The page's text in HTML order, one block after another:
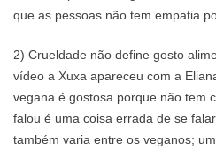
que as pessoas não tem empatia
2) Crueldade não define gosto
vídeo a Xuxa apareceu com a
vegana é gostosa porque não tem
falou é uma coisa errada de se
também varia entre os veganos;